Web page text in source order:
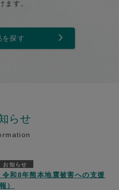
ます。
探す
らせ
お知らせ
和8年熊本地震被害への支援
）